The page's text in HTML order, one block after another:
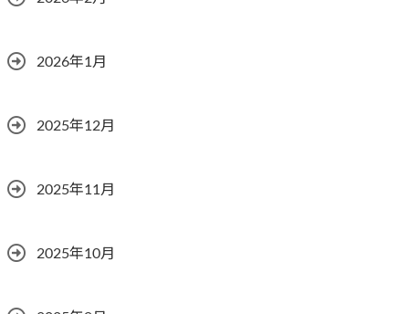
2026年1月
2025年12月
2025年11月
2025年10月